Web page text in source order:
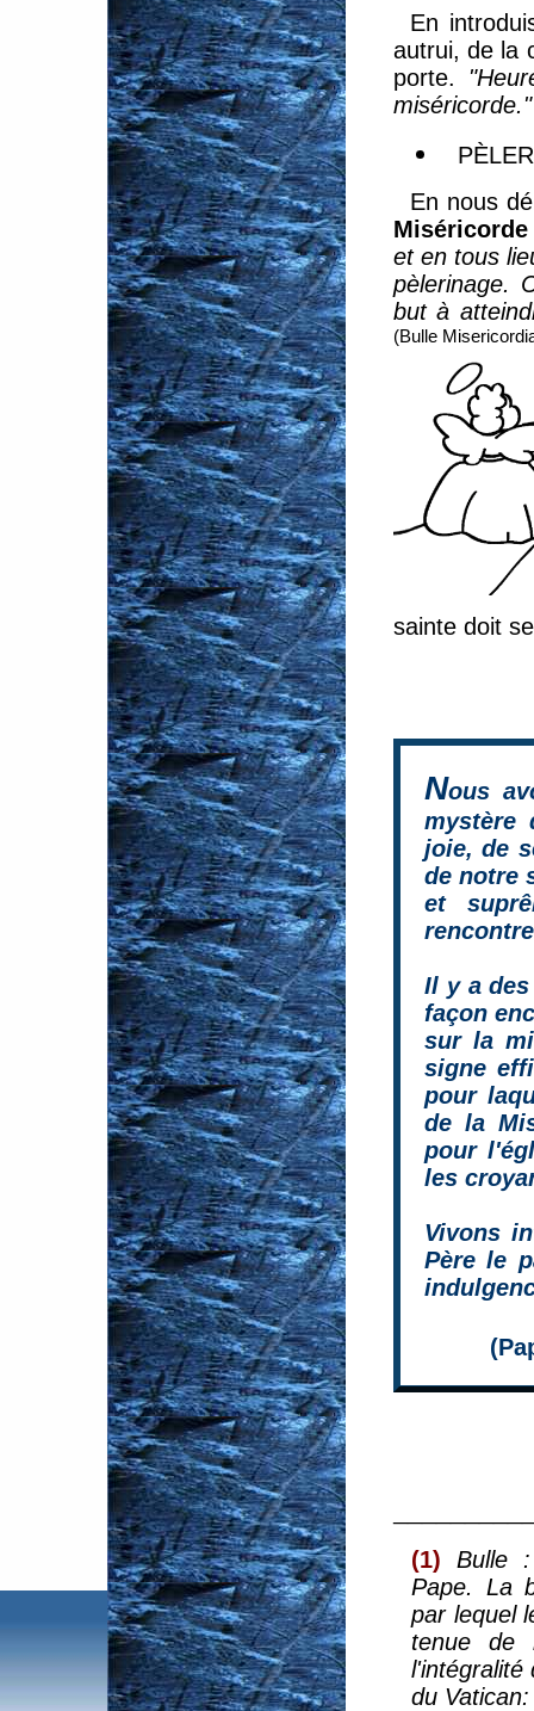
En
autrui, de la
porte.
miséricorde."
En nous
Miséricorde
et en tous
pèlerinage.
but à
(Bulle
sainte doit
Nous
mystère
joie, de
de notre
et
Il y a
façon
sur la
signe
pour
de la
pour
les
Vivons
Père le
(1) Bulle
Pape. La
par lequel
tenue de
l'intégralité
du